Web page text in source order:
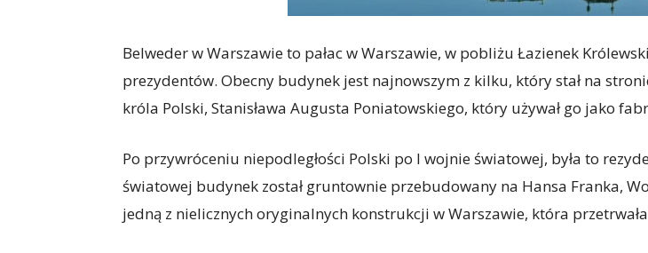
Belweder w Warszawie to pałac w Warszawie, w pobliżu Łazienek
prezydentów. Obecny budynek jest najnowszym z kilku, który stał na
króla Polski, Stanisława Augusta Poniatowskiego, który używał go jako
Po przywróceniu niepodległości Polski po I wojnie światowej, była to
światowej budynek został gruntownie przebudowany na Hansa Franka,
jedną z nielicznych oryginalnych konstrukcji w Warszawie, która